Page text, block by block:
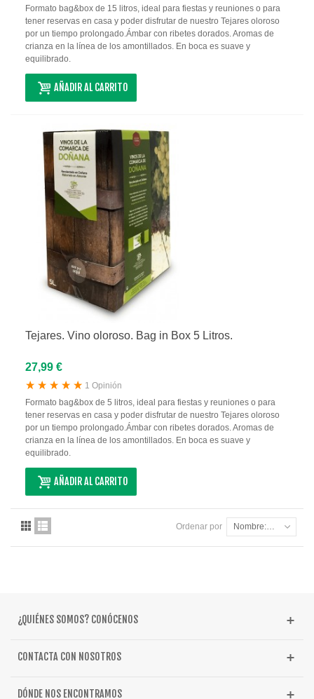
Formato bag&box de 15 litros, ideal para fiestas y reuniones o para
tener reservas en casa y poder disfrutar de nuestro Tejares oloroso
por un tiempo prolongado.Ámbar con ribetes dorados. Aromas de
crianza en la línea de los amontillados. En boca es suave y
equilibrado.
AÑADIR AL CARRITO
Tejares. Vino oloroso. Bag in Box 5 Litros.
27,99 €
1 Opinión
Formato bag&box de 5 litros, ideal para fiestas y reuniones o para
tener reservas en casa y poder disfrutar de nuestro Tejares oloroso
por un tiempo prolongado.Ámbar con ribetes dorados. Aromas de
crianza en la línea de los amontillados. En boca es suave y
equilibrado.
AÑADIR AL CARRITO
Ordenar por
¿QUIÉNES SOMOS? CONÓCENOS
CONTACTA CON NOSOTROS
DÓNDE NOS ENCONTRAMOS